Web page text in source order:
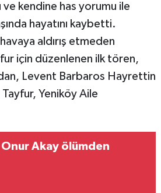
ve kendine has yorumu ile
hayatını kaybetti.
aldırış etmeden
için düzenlenen ilk tören,
Levent Barbaros Hayrettin
Tayfur, Yeniköy Aile
Onur Akay ölümden